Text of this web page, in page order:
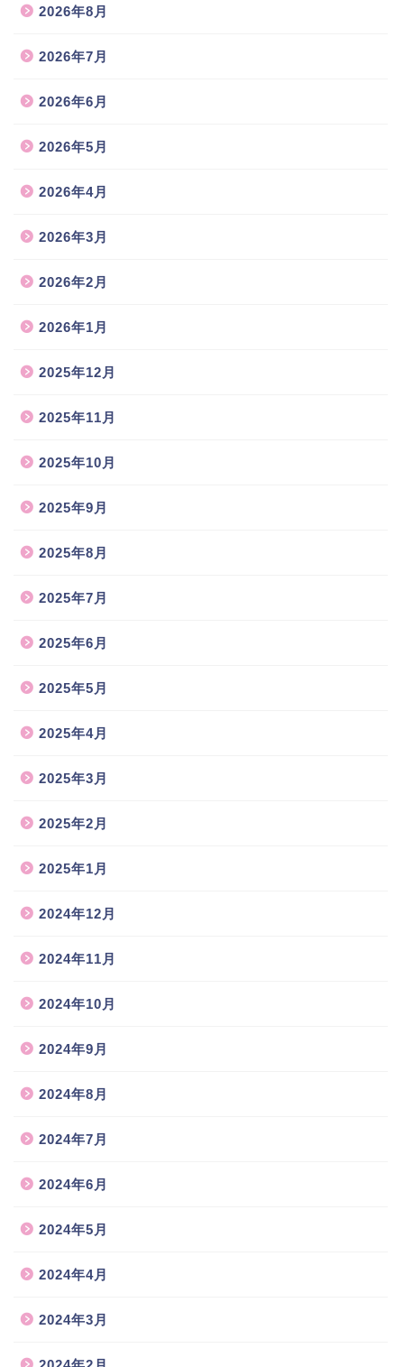
2026年8月
2026年7月
2026年6月
2026年5月
2026年4月
2026年3月
2026年2月
2026年1月
2025年12月
2025年11月
2025年10月
2025年9月
2025年8月
2025年7月
2025年6月
2025年5月
2025年4月
2025年3月
2025年2月
2025年1月
2024年12月
2024年11月
2024年10月
2024年9月
2024年8月
2024年7月
2024年6月
2024年5月
2024年4月
2024年3月